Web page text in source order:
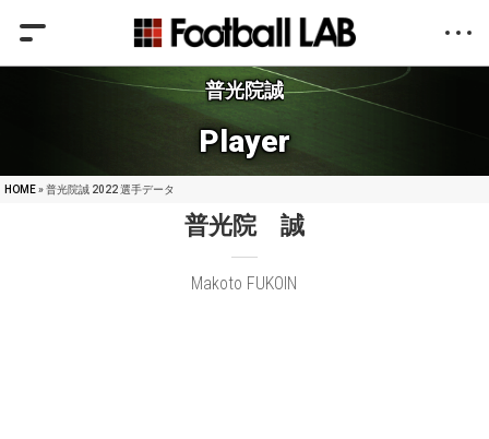
普光院誠
Player
HOME» 普光院誠 2022 選手データ
普光院 誠
Makoto FUKOIN